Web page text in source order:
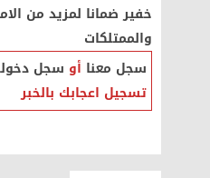
خفير ضمانا لمزيد من
والممتلكات
سجل معنا أو سجل
تسجيل اعجابك بالخبر